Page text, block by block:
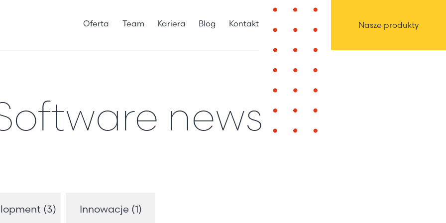
Oferta Team Kariera Blog Kontakt Nasze produkty
news
(3) Innowacje (1)